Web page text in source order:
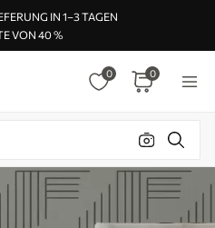
IN 1–3 TAGEN
VON 40 %
0 0